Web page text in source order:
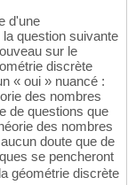
d'une
question suivante
sur le
discrète
« oui » nuancé :
des nombres
de questions que
des nombres
doute que de
se pencheront
géométrie discrète